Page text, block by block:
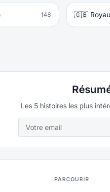
148 🇬🇧
Les 5 histoires les plus
PARCOURIR